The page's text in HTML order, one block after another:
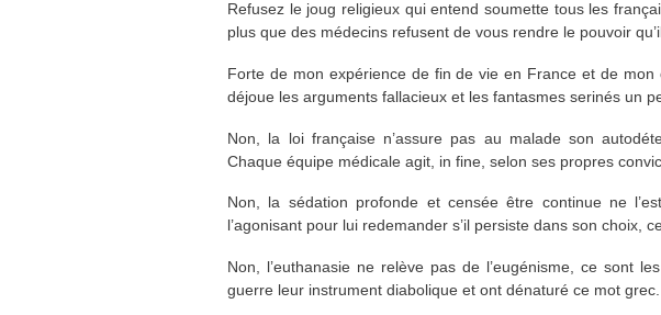
Refusez le joug religieux qui entend soumette tous les
plus que des médecins refusent de vous rendre le pouvoir
Forte de mon expérience de fin de vie en France et de
déjoue les arguments fallacieux et les fantasmes serinés un
Non, la loi française n’assure pas au malade son
Chaque équipe médicale agit, in fine, selon ses propres
Non, la sédation profonde et censée être continue ne
l’agonisant pour lui redemander s’il persiste dans son choix,
Non, l’euthanasie ne relève pas de l’eugénisme, ce sont
guerre leur instrument diabolique et ont dénaturé ce mot grec.